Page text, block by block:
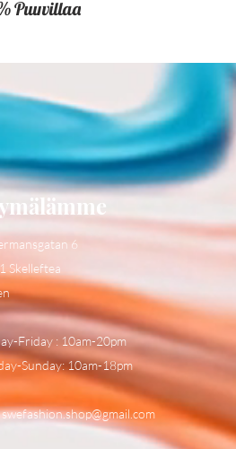
Puuvillaa
6
Skelleftea
Friday : 10am-20pm
Sunday: 10am-18pm
swefashion.shop@gmail.com